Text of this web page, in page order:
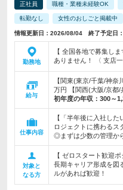
正社員 職種・業種未経験OK
転勤なし 女性のおしごと掲載中
情報更新日：2026/08/04 終了予定日
勤務地
【 全国各地で募集し
ありません！ 〈 支店
給与
【関東(東京/千葉/神奈
万円 【関西(大阪/京都/
初年度の年収： 300～
仕事内容
【「半年後に入社し
ロジェクトに携わるス
◎まずは少数の管理か
対象と
なる方
【 ゼロスタート歓迎
長期キャリア形成を
ルがあれば歓迎！